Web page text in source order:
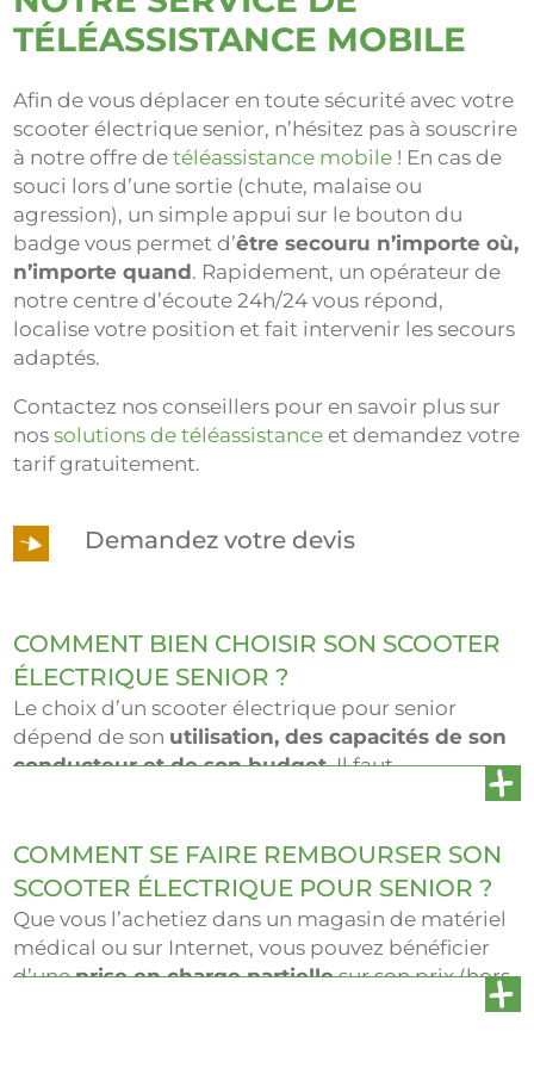
TÉLÉASSISTANCE MOBILE
Afin de vous déplacer en toute sécurité avec votre
scooter électrique senior, n’hésitez pas à souscrire
à notre offre detéléassistance mobile ! En cas de
souci lors d’une sortie (chute, malaise ou
agression), un simple appui sur le bouton du
badge vous permet d’être secouru n’importe où,
n’importe quand. Rapidement, un opérateur de
notre centre d’écoute 24h/24 vous répond,
localise votre position et fait intervenir les secours
adaptés.
Contactez nos conseillers pour en savoir plus sur
nossolutions de téléassistance et demandez votre
tarif gratuitement.
Demandez votre devis
COMMENT BIEN CHOISIR SON SCOOTER
ÉLECTRIQUE SENIOR ?
Le choix d’un scooter électrique pour senior
dépend de son utilisation, des capacités de son
conducteur et de son budget. Il faut
Le modèle adapté à ses besoins : pliable, 3 ou
4 roues ;
Les caractéristiques techniques : réglage du
fauteuil, charge maximale autorisée, etc. ;
COMMENT SE FAIRE REMBOURSER SON
SCOOTER ÉLECTRIQUE POUR SENIOR ?
Que vous l’achetiez dans un magasin de matériel
médical ou sur Internet, vous pouvez bénéficier
d’uneprise en charge partiellesur son prix (hors
frais de livraison et accessoires), sous conditions,